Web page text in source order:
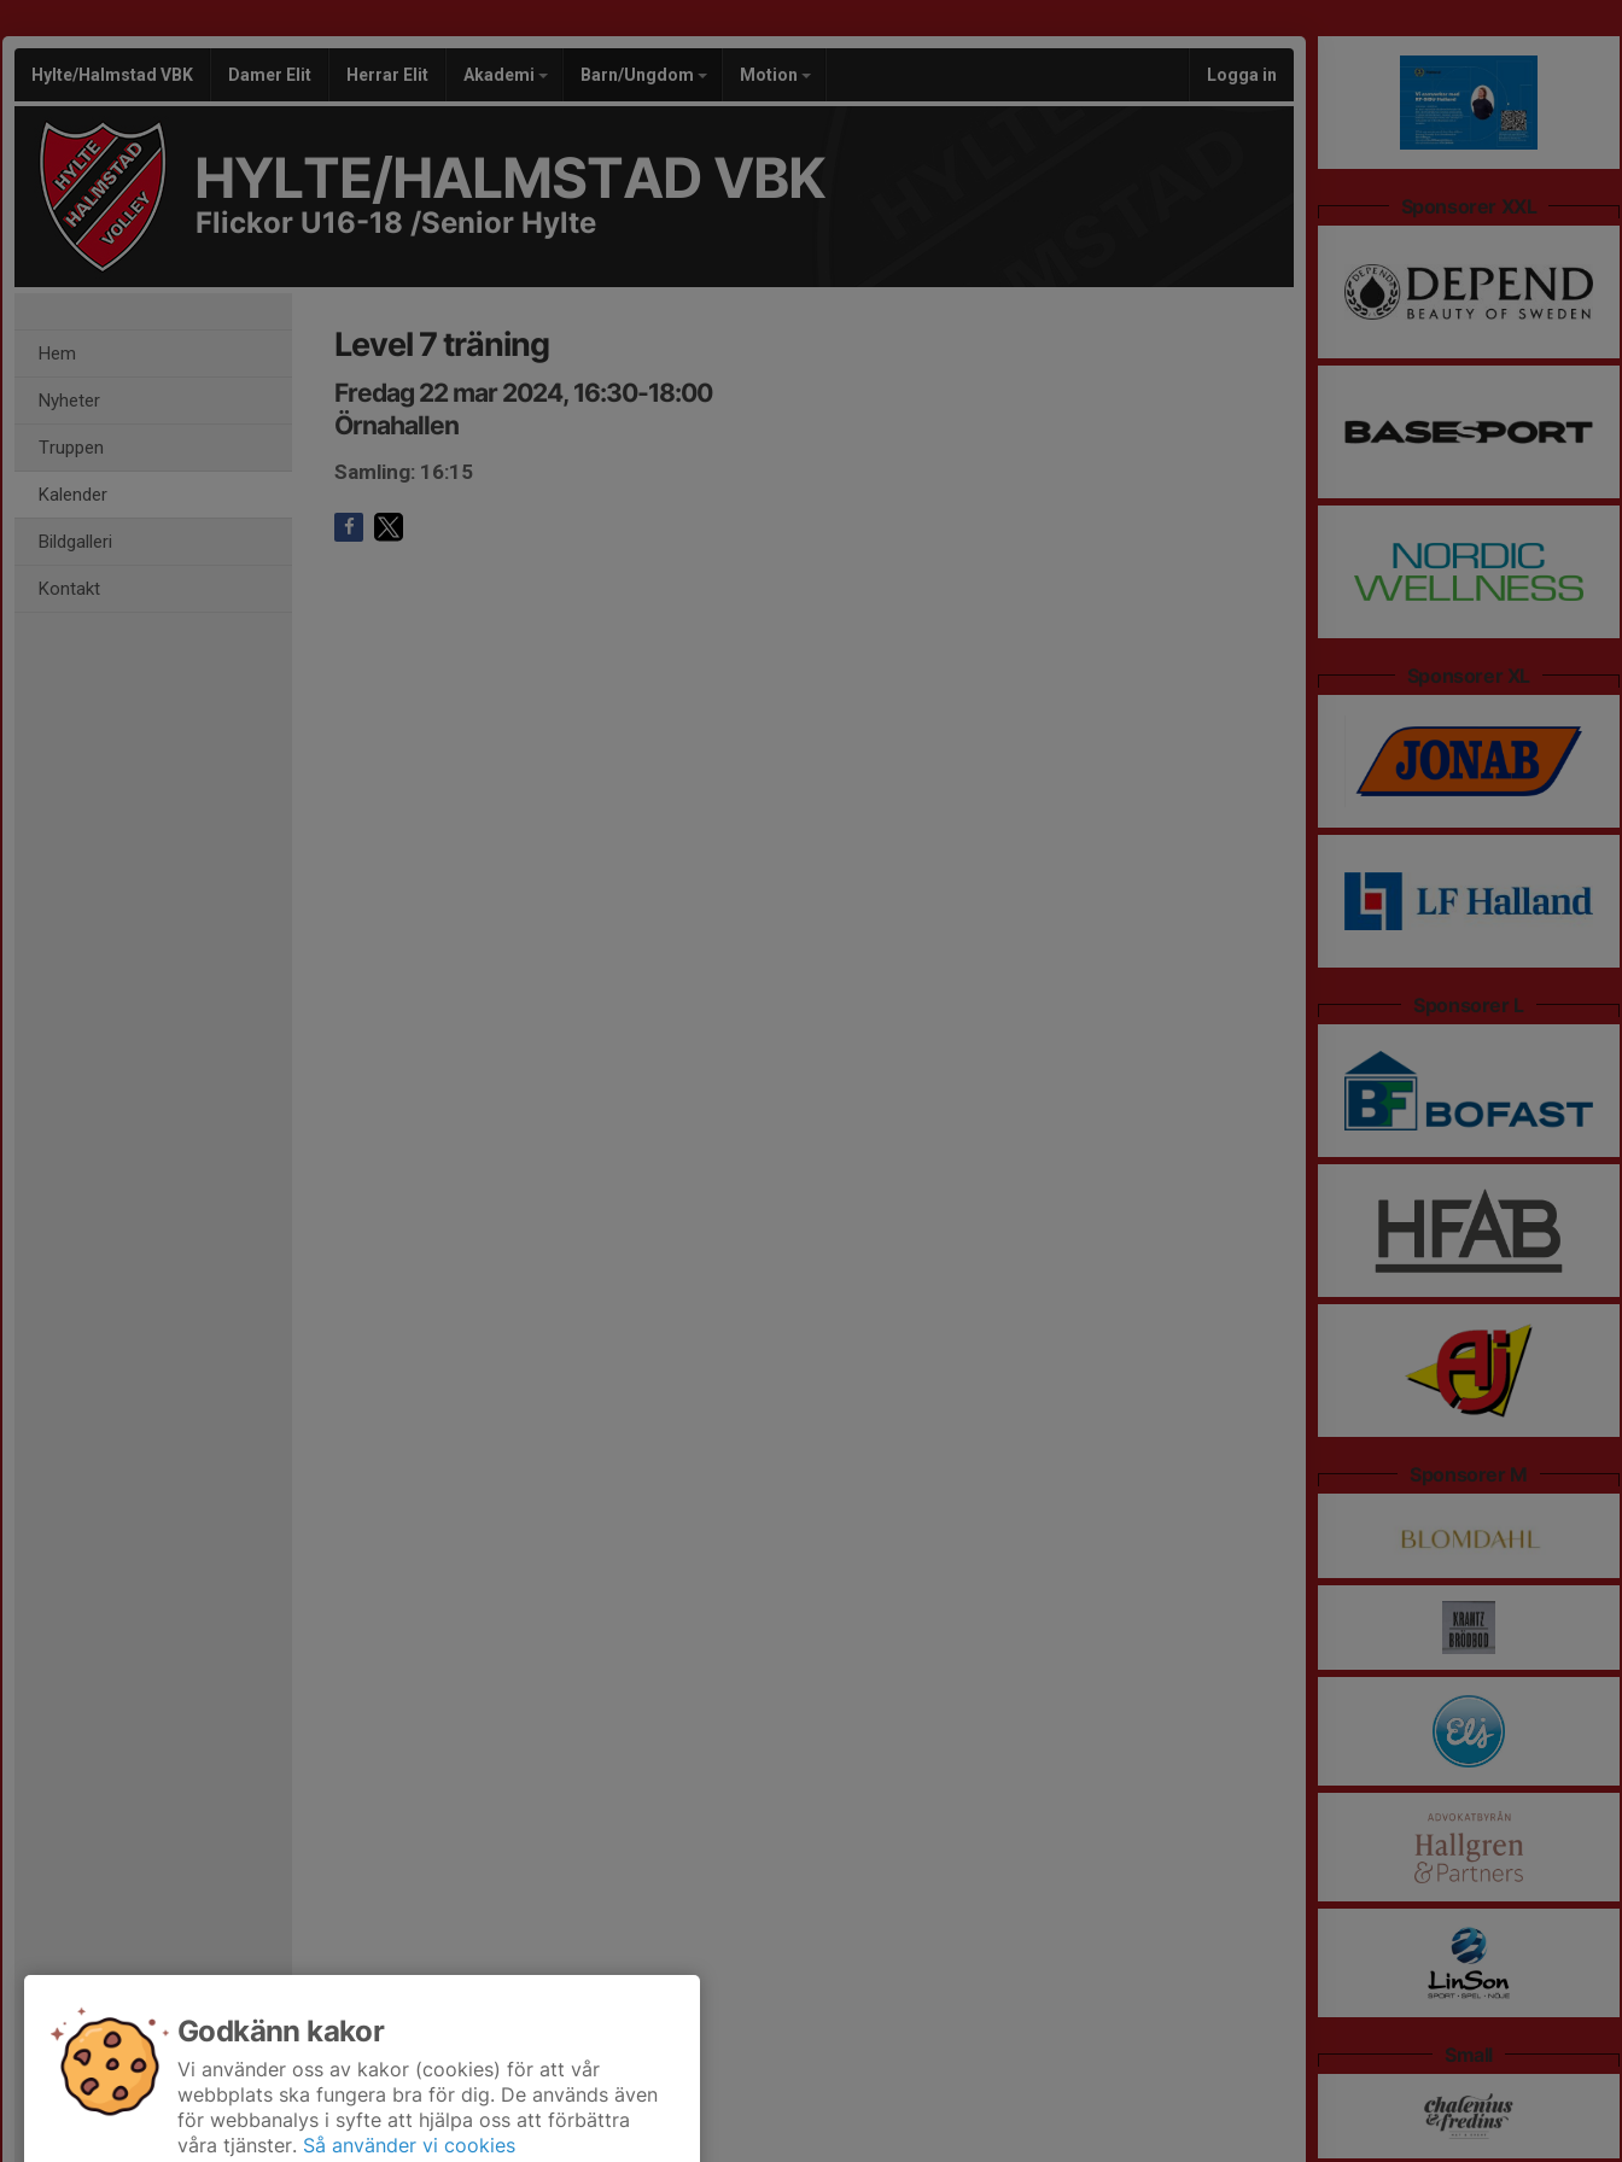
Hylte/Halmstad VBK Damer Elit Herrar Elit Akademi Barn/Ungdom Motion Logga in
HYLTE/HALMSTAD VBK
Flickor U16-18 /Senior Hylte
Hem
Nyheter
Truppen
Kalender
Bildgalleri
Kontakt
Level 7 träning
Fredag 22 mar 2024, 16:30-18:00
Örnahallen
Samling: 16:15
Sponsorer XXL
Sponsorer XL
Sponsorer L
Sponsorer M
Small
Godkänn kakor
Vi använder oss av kakor (cookies) för att vår
webbplats ska fungera bra för dig. De används även
för webbanalys i syfte att hjälpa oss att förbättra
våra tjänster. Så använder vi cookies